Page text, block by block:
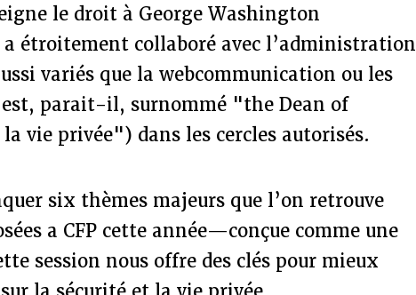
le droit à George Washington
étroitement collaboré avec l’administration
variés que la webcommunication ou les
parait-il, surnommé "the Dean of
vie privée") dans les cercles autorisés.
six thèmes majeurs que l’on retrouve
a CFP cette année—conçue comme une
session nous offre des clés pour mieux